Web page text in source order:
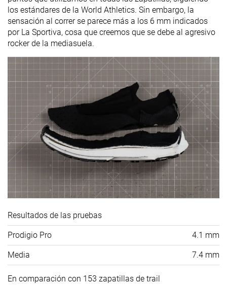
los estándares de la World Athletics. Sin embargo, la
sensación al correr se parece más a los 6 mm indicados
por La Sportiva, cosa que creemos que se debe al agresivo
rocker de la mediasuela.
Resultados de las pruebas
Prodigio Pro 4.1 mm
Media 7.4 mm
En comparación con 153 zapatillas de trail